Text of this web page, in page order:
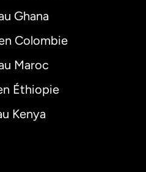
Ghana
Colombie
Maroc
Éthiopie
Kenya